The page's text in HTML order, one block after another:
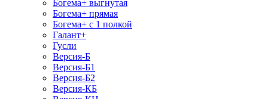
Богема+ выгнутая
Богема+ прямая
Богема+ с 1 полкой
Галант+
Гусли
Версия-Б
Версия-Б1
Версия-Б2
Версия-КБ